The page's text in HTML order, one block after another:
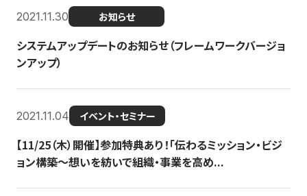
2021.11.30 お知らせ
システムアップデートのお知らせ（フレームワークバージョ
ンアップ）
2021.11.04 イベント・セミナー
【11/25（木）開催】参加特典あり！「伝わるミッション・ビジ
ョン構築〜想いを紡いで組織・事業を高め...